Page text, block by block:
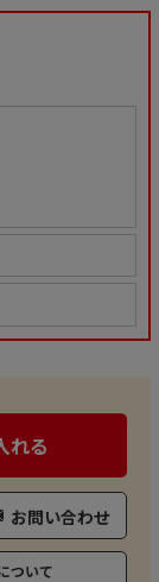
れる
お問い合わせ
ついて